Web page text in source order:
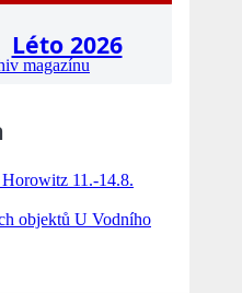
Léto 2026
magazínu
11.-14.8.
objektů U Vodního